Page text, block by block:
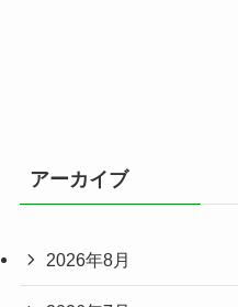
アーカイブ
2026年8月